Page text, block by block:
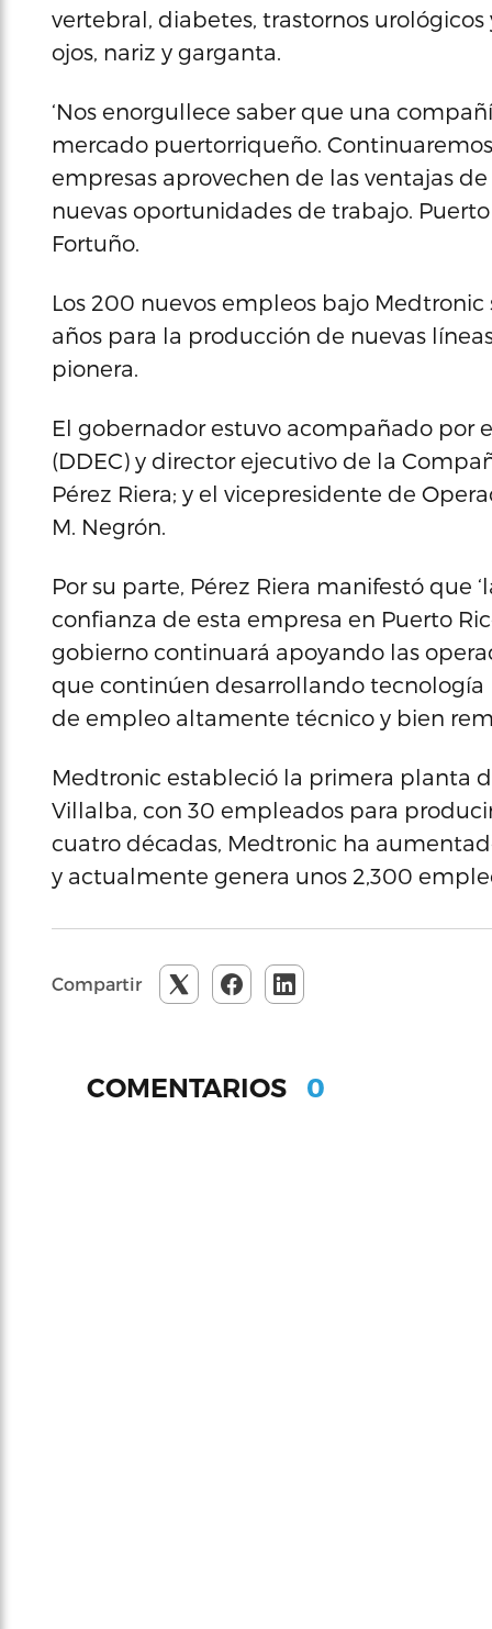
vertebral, diabetes, trastornos
ojos, nariz y garganta.
‘Nos enorgullece saber que una
mercado puertorriqueño.
empresas aprovechen de las ventajas
nuevas oportunidades de trabajo.
Fortuño.
Los 200 nuevos empleos bajo
años para la producción de nuevas
pionera.
El gobernador estuvo acompañado por
(DDEC) y director ejecutivo de la
Pérez Riera; y el vicepresidente de
M. Negrón.
Por su parte, Pérez Riera manifestó que
confianza de esta empresa en Puerto
gobierno continuará apoyando las
que continúen desarrollando
de empleo altamente técnico y bien
Medtronic estableció la primera planta
Villalba, con 30 empleados para
cuatro décadas, Medtronic ha
y actualmente genera unos 2,300
Compartir
COMENTARIOS 0